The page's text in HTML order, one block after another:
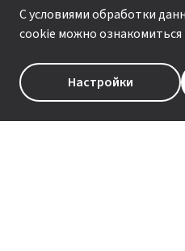
были организованы
формировании покупателем
позиции, что позволяет
точность подборки заказов.
С условиями обработки
cookie можно ознакомиться
Настройки